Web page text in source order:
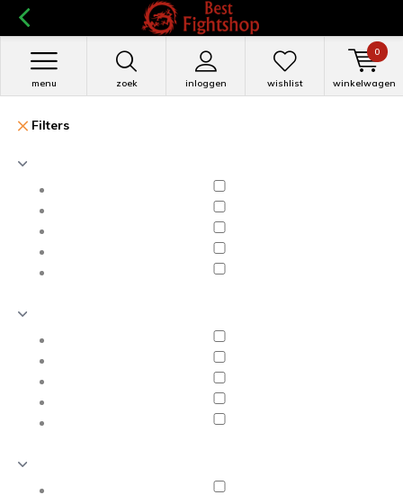
zoek inloggen
menu wishlist winkelwagen
0
Filters